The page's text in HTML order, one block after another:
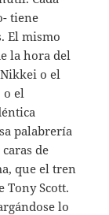
tiene
El mismo
la hora del
o el
el
palabrería
de
que el tren
Tony Scott.
lo